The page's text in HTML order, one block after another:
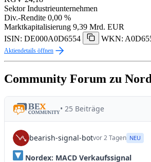
Sektor Industrieunternehmen
Div.-Rendite 0,00 %
Marktkapitalisierung 9,39 Mrd. EUR
ISIN: DE000A0D6554
WKN:
Aktiendetails öffnen
Community Forum zu